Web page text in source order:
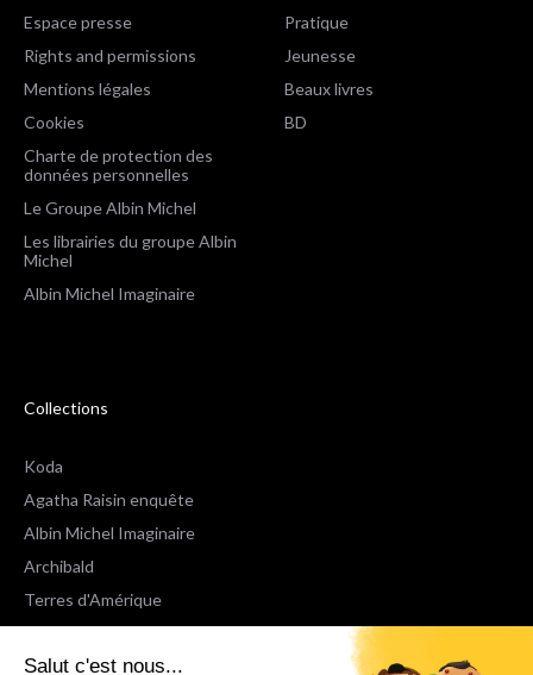
Salut c'est nous...
Espace presse
Rights and permissions
Mentions légales
Cookies
Charte de protection des
données personnelles
Le Groupe Albin Michel
Les librairies du groupe Albin
Michel
Albin Michel Imaginaire
Pratique
Jeunesse
Beaux livres
BD
Collections
Koda
Agatha Raisin enquête
Albin Michel Imaginaire
Archibald
Terres d'Amérique
Espaces Libres Poche
NOX